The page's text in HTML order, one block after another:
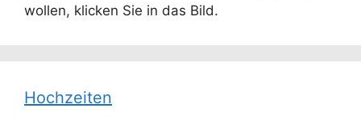
wollen, klicken Sie in das Bild.
Hochzeiten